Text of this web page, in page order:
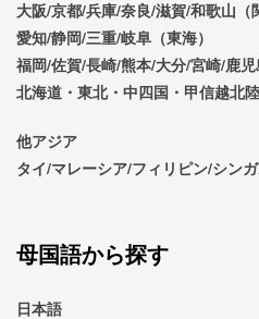
大阪/京都/兵庫/奈良/滋賀/和歌山（
愛知/静岡/三重/岐阜（東海）
福岡/佐賀/長崎/熊本/大分/宮崎/鹿児
北海道・東北・中四国・甲信越北陸
他アジア
タイ/マレーシア/フィリピン/シン
母国語から探す
日本語